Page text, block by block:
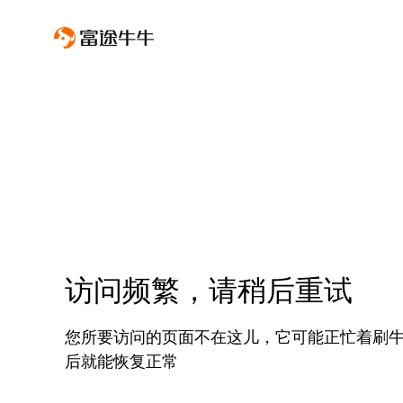
访问频繁，请稍后重试
您所要访问的页面不在这儿，它可能正忙着刷
后就能恢复正常